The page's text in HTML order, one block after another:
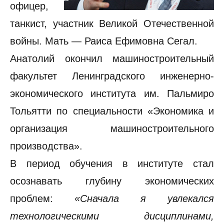
офицер,
танкист, участник Великой Отечественной
войны. Мать — Раиса Ефимовна Сегал.
Анатолий окончил машиностроительный
факультет Ленинградского инженерно-
экономического института им. Пальмиро
Тольятти по специальности «Экономика и
организация машиностроительного
производства».
В период обучения в институте стал
осознавать глубину экономических
проблем: «Сначала я увлекался
технологическими дисциплинами,